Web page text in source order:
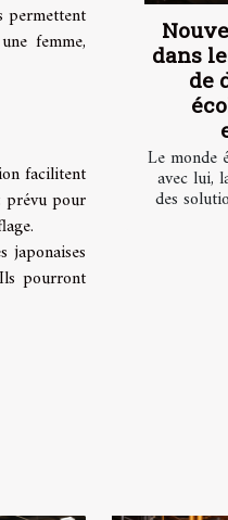
permettent
femme,
facilitent
prévu pour
japonaises
pourront
dans
de
Le monde
avec lui,
des